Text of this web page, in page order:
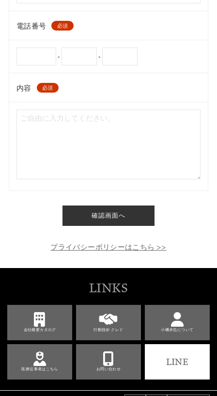
電話番号 必須
- -
内容 必須
確認画面へ
プライバシーポリシーはこちら >>
LINKS
会社概要カタログ 行動指針 クレド 小磯卓也について
医療従事者はこちら お問い合わせ
LINE